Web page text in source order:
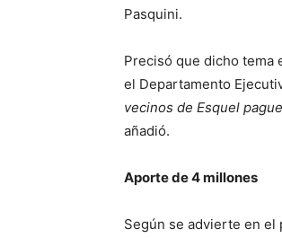
Pasquini.
Precisó que dicho tema
el Departamento
vecinos de Esquel
añadió.
Aporte de 4 millones
Según se advierte en el